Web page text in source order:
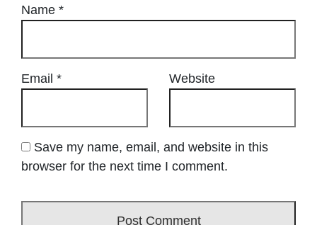
Name *
Email * Website
Save my name, email, and website in this
browser for the next time I comment.